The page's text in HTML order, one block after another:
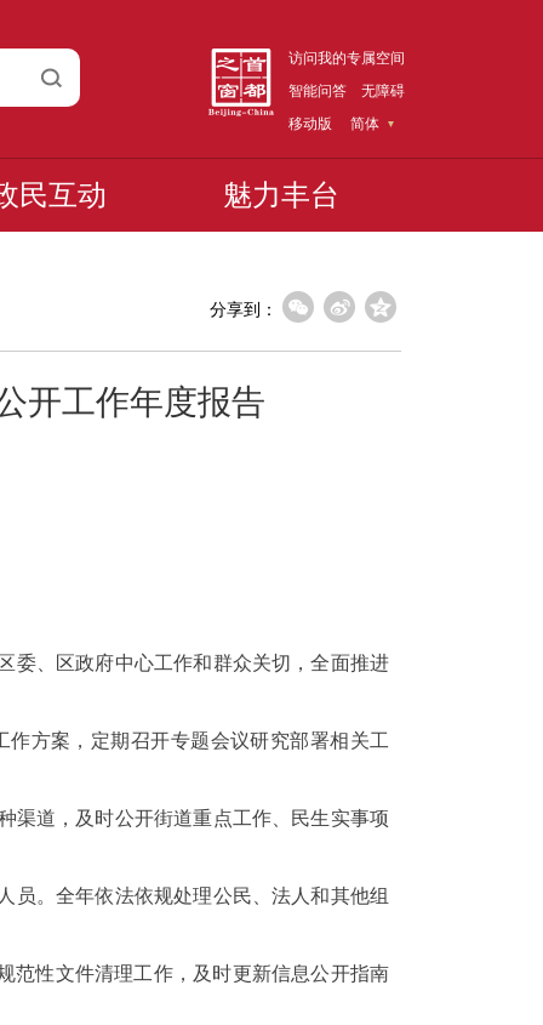
访问我的专属空间
智能问答
无障碍
移动版
简体
民互动 魅力丰台
分享到：
开工作年度报告
委、区政府中心工作和群众关切，全面推进
方案，定期召开专题会议研究部署相关工
渠道，及时公开街道重点工作、民生实事项
员。全年依法依规处理公民、法人和其他组
范性文件清理工作，及时更新信息公开指南